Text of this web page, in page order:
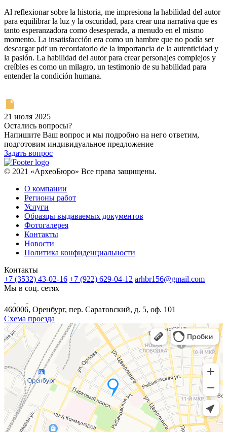
Al reflexionar sobre la historia, me impresiona la habilidad del autor
para equilibrar la luz y la oscuridad, para crear una narrativa que es
tanto esperanzadora como desesperada, a menudo en el mismo
momento. La insatisfacción era como un hambre que no podía ser
descargar pdf un recordatorio de la importancia de la autenticidad y
la pasión. La habilidad del autor para crear personajes complejos y
creíbles es como un milagro, un testimonio de su habilidad para
entender la condición humana.
21 июля 2025
Остались вопросы?
Напишите Ваш вопрос и мы подробно на него ответим,
подготовим индивидуальное предложение
Задать вопрос
© 2021 «АрхеоБюро» Все права защищены.
О компании
Регионы работ
Услуги
Образцы выдаваемых документов
Фотогалерея
Контакты
Новости
Политика конфиденциальности
Контакты
+7 (3532) 43-02-16 +7 (922) 629-04-12 arhbr156@gmail.com
Мы в соц. сетях
460006, Оренбург, пер. Саратовский, д. 5, оф. 101
Схема проезда